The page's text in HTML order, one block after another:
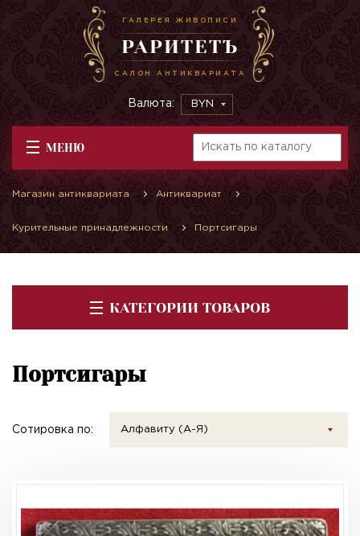
ГАЛЕРЕЯ ЖИВОПИСИ
РАРИТЕТЪ
САЛОН АНТИКВАРИАТА
Валюта: BYN
МЕНЮ
Магазин антиквариата Антиквариат
Курительные принадлежности Портсигары
КАТЕГОРИИ ТОВАРОВ
Портсигары
Сотировка по: Алфавиту (А-Я)